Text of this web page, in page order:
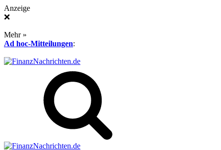
Anzeige
❌
Mehr »
Ad hoc-Mitteilungen: